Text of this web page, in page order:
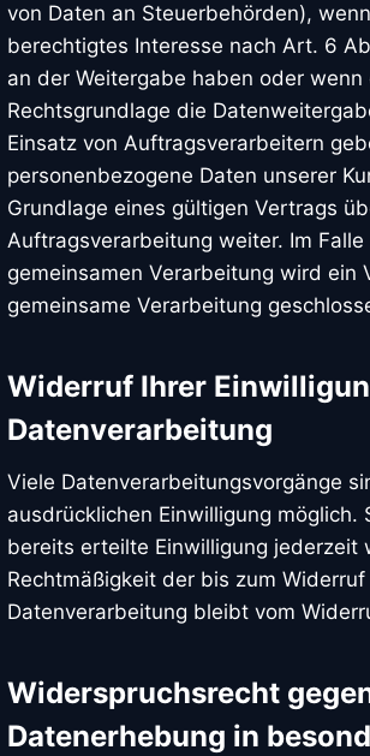
von Daten an Steuerbehörden),
berechtigtes Interesse nach Art. 6
an der Weitergabe haben oder wenn
Rechtsgrundlage die
Einsatz von Auftragsverarbeitern
personenbezogene Daten unserer
Grundlage eines gültigen Vertrags
Auftragsverarbeitung weiter. Im Falle
gemeinsamen Verarbeitung wird ein
gemeinsame Verarbeitung
Widerruf Ihrer
Datenverarbeitung
Viele Datenverarbeitungsvorgänge
ausdrücklichen Einwilligung möglich.
bereits erteilte Einwilligung jederzeit
Rechtmäßigkeit der bis zum
Datenverarbeitung bleibt vom
Widerspruchsrecht
Datenerhebung in